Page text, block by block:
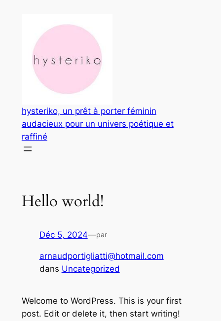
hysteriko, un prêt à porter féminin
audacieux pour un univers poétique et
raffiné
Hello world!
Déc 5, 2024—par
arnaudportigliatti@hotmail.com
dans Uncategorized
Welcome to WordPress. This is your first
post. Edit or delete it, then start writing!